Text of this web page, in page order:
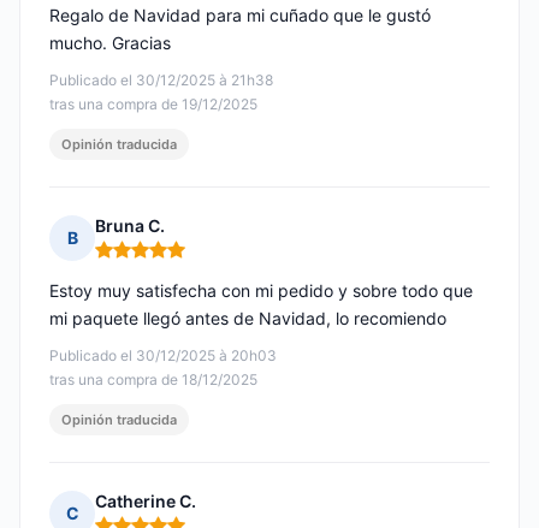
Publicado el 30/12/2025 à 21h38
tras una compra de 19/12/2025
Regalo de Navidad para mi cuñado que le gustó
mucho. Gracias
Opinión traducida
B
Bruna C.
Nota: 5 de 5
Publicado el 30/12/2025 à 20h03
tras una compra de 18/12/2025
Estoy muy satisfecha con mi pedido y sobre todo que
mi paquete llegó antes de Navidad, lo recomiendo
Opinión traducida
C
Catherine C.